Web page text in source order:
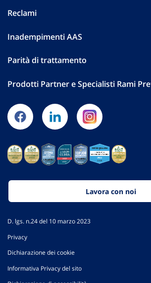
Reclami
Inadempimenti AAS
Parità di trattamento
Prodotti Partner e Specialisti Rami
Lavora con noi
D. lgs. n.24 del 10 marzo 2023
Privacy
Dichiarazione dei cookie
Informativa Privacy del sito